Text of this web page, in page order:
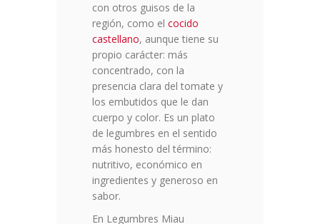
con otros guisos de la
región, como el cocido
castellano, aunque tiene su
propio carácter: más
concentrado, con la
presencia clara del tomate y
los embutidos que le dan
cuerpo y color. Es un plato
de legumbres en el sentido
más honesto del término:
nutritivo, económico en
ingredientes y generoso en
sabor.
En Legumbres Miau